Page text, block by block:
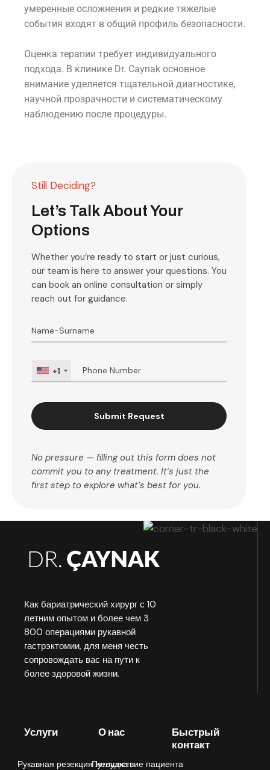
умеренные осложнения и редкие тяжелые
события входят в общий профиль безопасности.
Оценка терапии требует индивидуального
подхода. В клинике Dr. Caynak основное
внимание уделяется тщательной диагностике,
научной прозрачности и систематическому
наблюдению после процедуры.
Still Deciding?
Let’s Talk About Your
Options
Whether you’re ready to start or just curious,
our team is here to answer your questions. You
can book an online consultation or simply
reach out for guidance.
+1
Submit Request
No pressure — filling out this form does not
commit you to any treatment. It’s just the
first step to explore what’s best for you.
Как бариатрический хирург с 10
летним опытом и более чем 3
800 операциями рукавной
гастрэктомии, для меня честь
сопровождать вас на пути к
более здоровой жизни.
Услуги
Рукавная резекция желудка
О нас
Путешествие пациента
Быстрый
контакт